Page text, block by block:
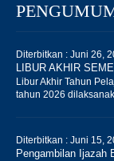
Diterbitkan : Juni 26,
LIBUR AKHIR
Libur Akhir Tahun
tahun 2026
Diterbitkan : Juni 15,
Pengambilan Ijazah